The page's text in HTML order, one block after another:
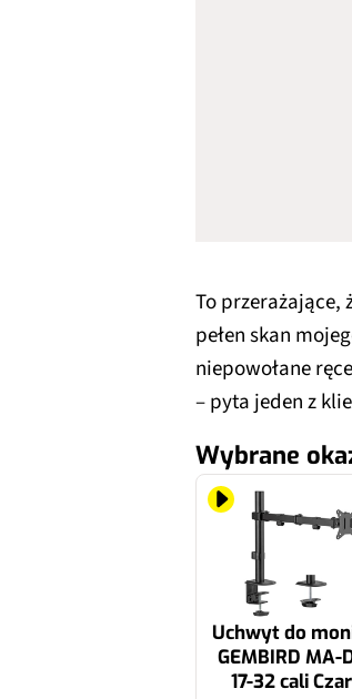
To przerażające,
pełen skan
niepowołane
– pyta jeden z
Wybrane
Uchwyt do
GEMBIRD MA-
17-32 cali